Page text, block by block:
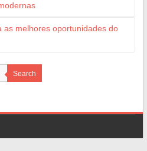
as melhores oportunidades do
Search